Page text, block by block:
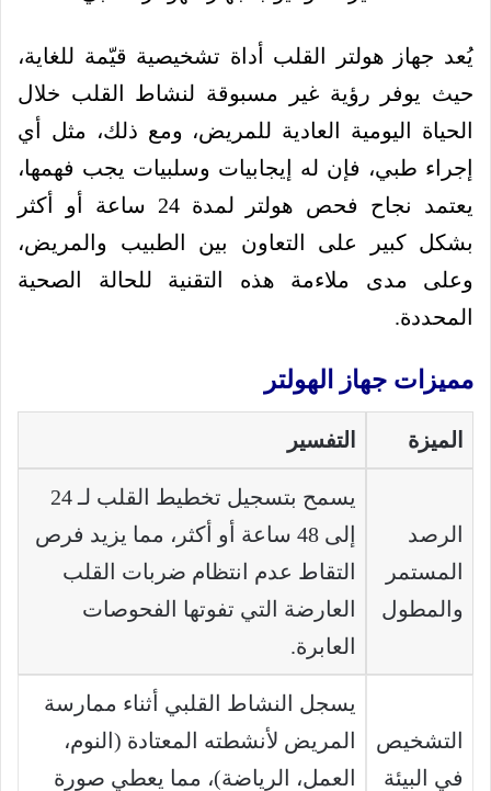
يُعد جهاز هولتر القلب أداة تشخيصية قيّمة للغاية،
حيث يوفر رؤية غير مسبوقة لنشاط القلب خلال
الحياة اليومية العادية للمريض، ومع ذلك، مثل أي
إجراء طبي، فإن له إيجابيات وسلبيات يجب فهمها،
يعتمد نجاح فحص هولتر لمدة 24 ساعة أو أكثر
بشكل كبير على التعاون بين الطبيب والمريض،
وعلى مدى ملاءمة هذه التقنية للحالة الصحية
المحددة.
مميزات جهاز الهولتر
الميزة التفسير
الرصد
المستمر
والمطول
يسمح بتسجيل تخطيط القلب لـ 24
إلى 48 ساعة أو أكثر، مما يزيد فرص
التقاط عدم انتظام ضربات القلب
العارضة التي تفوتها الفحوصات
العابرة.
التشخيص
في البيئة
يسجل النشاط القلبي أثناء ممارسة
المريض لأنشطته المعتادة (النوم،
العمل، الرياضة)، مما يعطي صورة